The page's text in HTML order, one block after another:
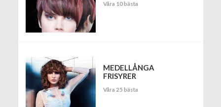
Våra 10 bästa
MEDELLÅNGA
FRISYRER
Våra 25 bästa